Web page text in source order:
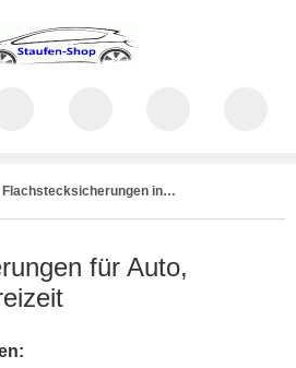
Flachstecksicherungen in verschiedene Ausführungen
für Auto,